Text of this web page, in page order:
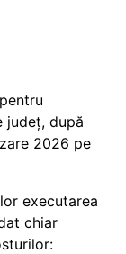
județ, după
2026 pe
executarea
chiar